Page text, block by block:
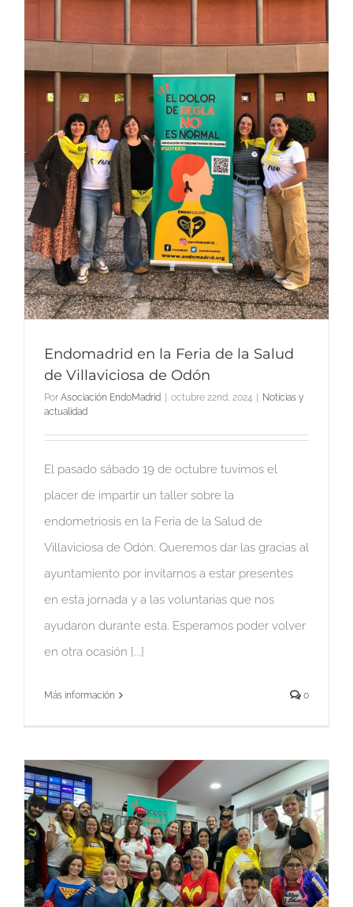
Endomadrid en la Feria de la Salud
de Villaviciosa de Odón
Por Asociación EndoMadrid | octubre 22nd, 2024 | Noticias y
actualidad
El pasado sábado 19 de octubre tuvimos el
placer de impartir un taller sobre la
endometriosis en la Feria de la Salud de
Villaviciosa de Odón. Queremos dar las gracias al
ayuntamiento por invitarnos a estar presentes
en esta jornada y a las voluntarias que nos
ayudaron durante esta. Esperamos poder volver
en otra ocasión [...]
Más información 0